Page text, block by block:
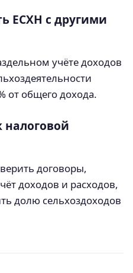
ЕСХН с другими
учёте доходов
от общего дохода.
налоговой
договоры,
доходов и расходов,
долю сельхоздоходов